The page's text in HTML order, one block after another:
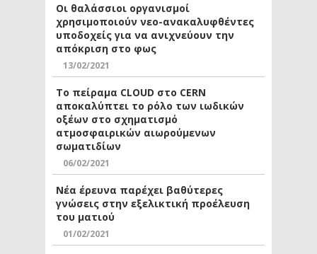
Οι θαλάσσιοι οργανισμοί
χρησιμοποιούν νεο-ανακαλυφθέντες
υποδοχείς για να ανιχνεύουν την
απόκριση στο φως
13/02/2021
Το πείραμα CLOUD στο CERN
αποκαλύπτει το ρόλο των ιωδικών
οξέων στο σχηματισμό
ατμοσφαιρικών αιωρούμενων
σωματιδίων
06/02/2021
Νέα έρευνα παρέχει βαθύτερες
γνώσεις στην εξελικτική προέλευση
του ματιού
01/02/2021